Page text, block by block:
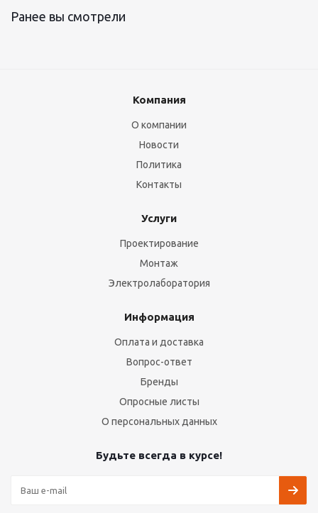
Ранее вы смотрели
Компания
О компании
Новости
Политика
Контакты
Услуги
Проектирование
Монтаж
Электролаборатория
Информация
Оплата и доставка
Вопрос-ответ
Бренды
Опросные листы
О персональных данных
Будьте всегда в курсе!